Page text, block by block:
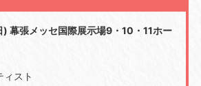
幕張メッセ国際展示場9・10・11ホー
スト